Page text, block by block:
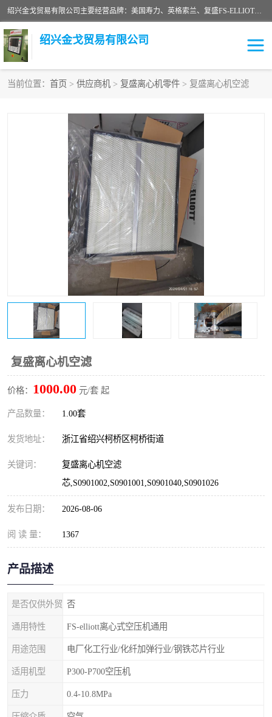
绍兴金戈贸易有限公司主要经营品牌：美国寿力、英格索兰、复盛FS-ELLIOTT，库伯COOPER、阿特拉斯等品牌空压机及配件销售；承接全厂空气压缩机管理、维护保养；节能改造；气体干燥机销售、维护、维修、保养。销售各种品牌空压机空气滤芯、油滤芯、油气分离器；精密过滤器滤芯；除油雾滤芯；抽真空滤芯，消音器，疏水器。劳务承接：全厂空压机维修保养工程，安装工程；移机或汰换工程；节能改造工程等。
绍兴金戈贸易有限公司
当前位置： 首页 > 供应商机 > 复盛离心机零件 > 复盛离心机空滤
复盛离心机空滤
价格： 1000.00 元/套 起
产品数量： 1.00套
发货地址： 浙江省绍兴柯桥区柯桥街道
关键词：
复盛离心机空滤
芯,S0901002,S0901001,S0901040,S0901026
发布日期： 2026-08-06
阅 读 量： 1367
产品描述
是否仅供外贸 否
通用特性 FS-elliott离心式空压机通用
用途范围 电厂化工行业/化纤加弹行业/钢铁芯片行业
适用机型 P300-P700空压机
压力 0.4-10.8MPa
英格索兰配件
闽台富源特种陶瓷
美国寿力空压机零部件 英格索兰离心机空滤芯
英格索兰COOPER离心机 库伯卡麦隆离心机零件
微电脑控制器 离心式压缩机高速转子组
复盛离心机零件 中冷耐高温气侧密封胶垫
空气过滤器
CAMERON空压机维修 CAMERON空压机显示屏